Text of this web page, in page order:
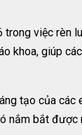
trong việc rèn
khoa, giúp
tạo của các
nắm bắt được